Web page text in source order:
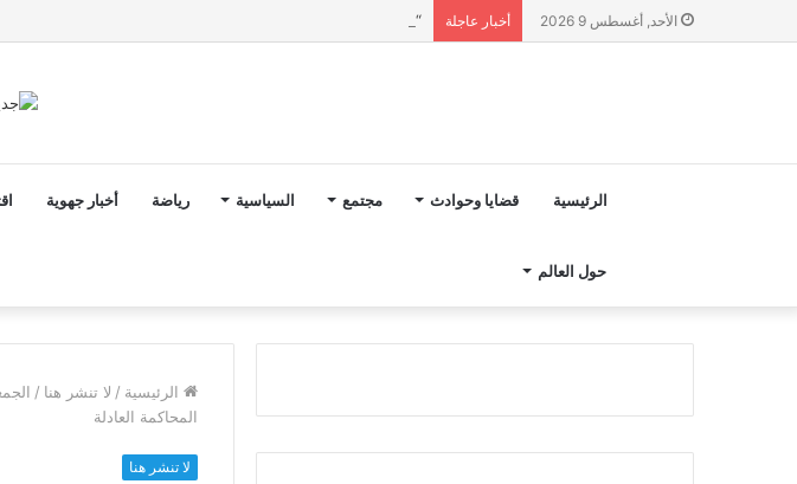
الأحد, أغسطس 9 2026 أخبار عاجلة “مجلس بوعياش” يدخل على خط تعرض شاب لتهديد من فرد القوات
الرئيسية قضايا وحوادث مجتمع السياسية رياضة أخبار جهوية
حول العالم
الرئيسية / لا تنشر هنا /
المحاكمة العادلة
لا تنشر هنا